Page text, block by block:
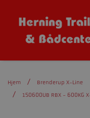
Hjem
Brenderup X-Line
150600UB RBX - 600KG